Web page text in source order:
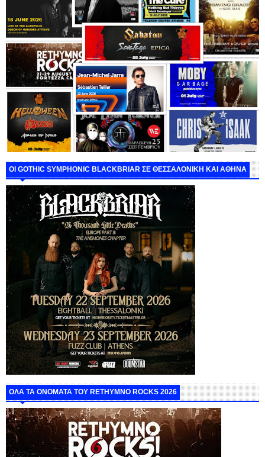
ΟΙ GOTHIC SYMPHONIC BLACKBRIAR ΣΕ ΘΕΣΣΑΛΟΝΙΚΗ ΚΑΙ ΑΘΗΝΑ
ΟΛΑ ΤΑ ΟΝΟΜΑΤΑ ΤΟΥ RETHYMNO ROCKS 2026